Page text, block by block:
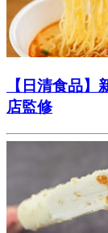
【日清食品
店監修